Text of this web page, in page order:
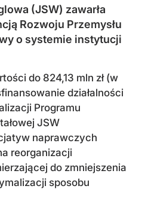
(JSW) zawarła
Rozwoju Przemysłu
o systemie instytucji
do 824,13 mln zł (w
działalności
Programu
JSW
naprawczych
reorganizacji
do zmniejszenia
sposobu